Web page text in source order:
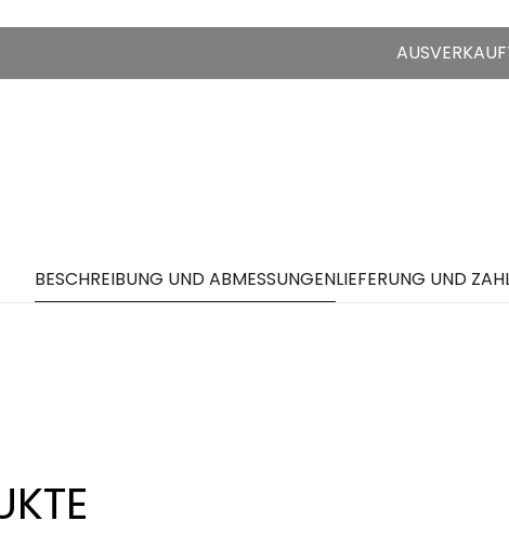
BESCHREIBUNG UND ABMESSUNGENLIEFERUNG UND